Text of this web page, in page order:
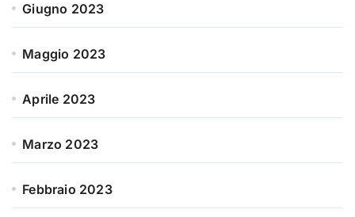
Giugno 2023
Maggio 2023
Aprile 2023
Marzo 2023
Febbraio 2023